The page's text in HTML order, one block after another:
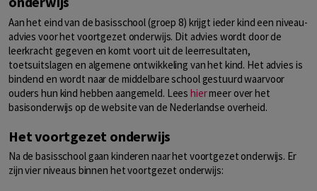
Aan het eind van de basisschool (groep 8) krijgt ieder kind een niveau-
advies voor het voortgezet onderwijs. Dit advies wordt door de
leerkracht gegeven en komt voort uit de leerresultaten,
toetsuitslagen en algemene ontwikkeling van het kind. Het advies is
bindend en wordt naar de middelbare school gestuurd waarvoor
ouders hun kind hebben aangemeld. Leeshiermeer over het
basisonderwijs op de website van de Nederlandse overheid.
Het voortgezet onderwijs
Na de basisschool gaan kinderen naar het voortgezet onderwijs. Er
zijn vier niveaus binnen het voortgezet onderwijs: